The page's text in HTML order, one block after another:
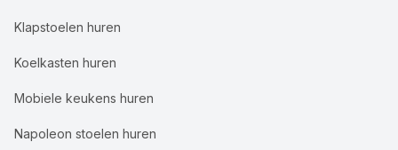
Klapstoelen huren
Koelkasten huren
Mobiele keukens huren
Napoleon stoelen huren